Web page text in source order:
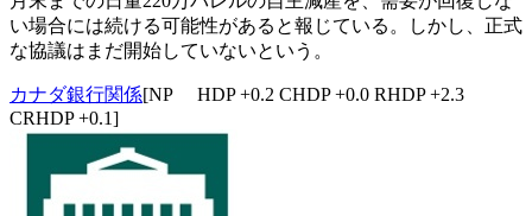
い場合には続ける可能性があると報じている。しかし、正式
な協議はまだ開始していないという。
カナダ銀行関係[NP HDP +0.2 CHDP +0.0 RHDP +2.3
CRHDP +0.1]